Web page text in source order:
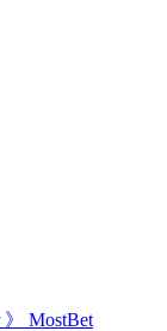
》 MostBet